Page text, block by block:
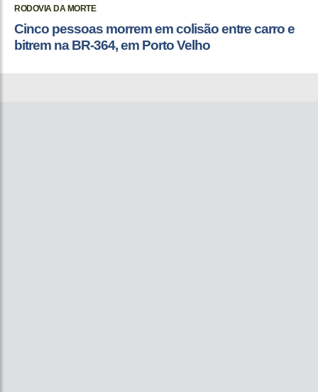
RODOVIA DA MORTE
Cinco pessoas morrem em colisão entre carro e
bitrem na BR-364, em Porto Velho